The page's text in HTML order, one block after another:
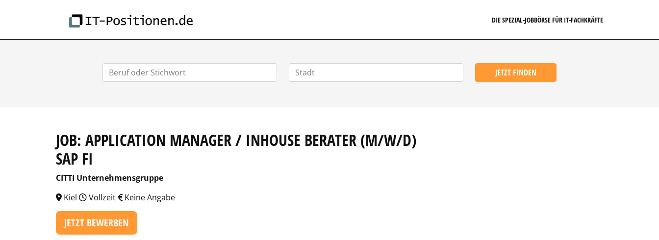
DIE SPEZIAL-JOBBÖRSE FÜR IT-FACHKRÄFTE
JETZT FINDEN
JOB: APPLICATION MANAGER / INHOUSE BERATER (M/W/D)
SAP FI
CITTI Unternehmensgruppe
Kiel
Vollzeit Keine Angabe
JETZT BEWERBEN